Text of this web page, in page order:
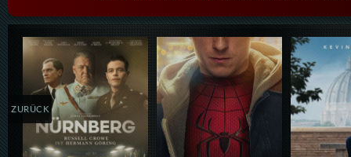
Details,Play Details,Play
ZURÜCK